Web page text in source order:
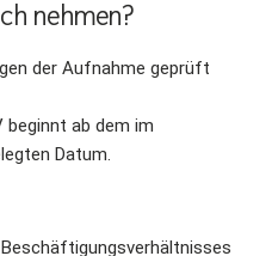
nehmen?
der Aufnahme geprüft
beginnt ab dem im
Datum.